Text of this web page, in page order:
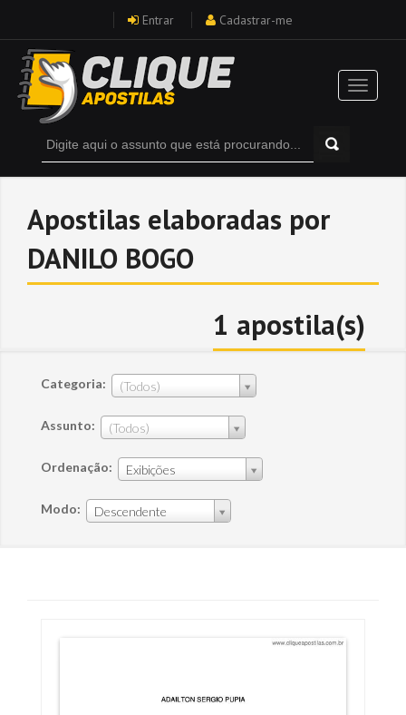
Entrar Cadastrar-me
Apostilas elaboradas por
DANILO BOGO
1 apostila(s)
Categoria: (Todos)
Assunto: (Todos)
Ordenação: Exibições
Modo: Descendente